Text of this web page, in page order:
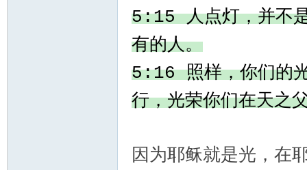
5:15人点灯，并不
有的人。
5:16照样，你们的
行，光荣你们在天之
因为耶稣就是光，在